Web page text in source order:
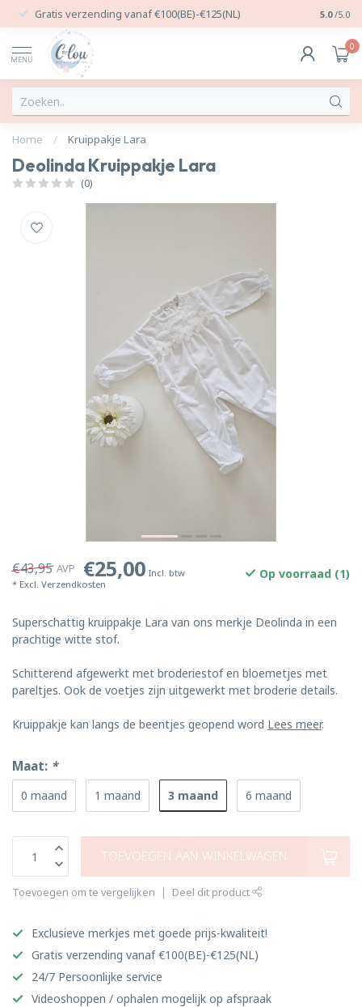
Gratis verzending vanaf €100(BE)-€125(NL) 24/7
5.0 /5.0
MENU
0
Home / Kruippakje Lara
Deolinda Kruippakje Lara
(0)
€43,95 AVP €25,00 Incl. btw
* Excl. Verzendkosten
Op voorraad (1)
Superschattig kruippakje Lara van ons merkje Deolinda in een
prachtige witte stof.
Schitterend afgewerkt met broderiestof en bloemetjes met
pareltjes. Ook de voetjes zijn uitgewerkt met broderie details.
Kruippakje kan langs de beentjes geopend word Lees meer.
Maat: *
0 maand 1 maand 3 maand 6 maand
TOEVOEGEN AAN WINKELWAGEN
Toevoegen om te vergelijken Deel dit product
Exclusieve merkjes met goede prijs-kwaliteit!
Gratis verzending vanaf €100(BE)-€125(NL)
24/7 Persoonlijke service
Videoshoppen / ophalen mogelijk op afspraak